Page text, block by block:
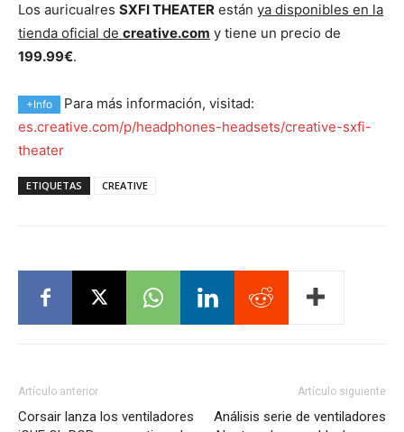
Los auricualres SXFI THEATER están ya disponibles en la
tienda oficial de creative.com y tiene un precio de
199.99€.
+Info
Para más información, visitad:
es.creative.com/p/headphones-headsets/creative-sxfi-
theater
ETIQUETAS CREATIVE
Artículo anterior
Corsair lanza los ventiladores
Artículo siguiente
Análisis serie de ventiladores